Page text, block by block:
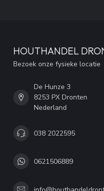
HOUTHANDEL
Bezoek onze fysieke locatie
De Hunze 3
8253 PX Dronten
Nederland
038 2022595
0621506889